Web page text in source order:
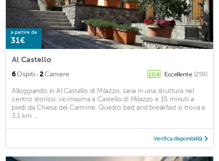
a partire da
31€
Al Castello
6Ospiti · 2Camere 10,4 Eccellente (259)
Alloggiando in Al Castello di Milazzo, sarai in una struttura nel
centro storico, vicinissima a Castello di Milazzo e 15 minuti a
piedi da Chiesa del Carmine. Questo bed and breakfast si trova a
3,1 km ...
Verifica disponibilità